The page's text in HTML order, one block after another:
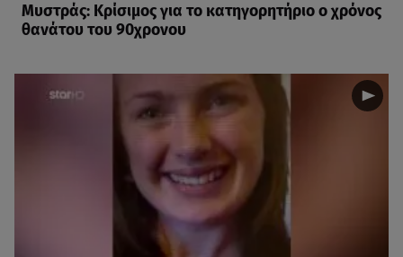
Μυστράς: Κρίσιμος για το κατηγορητήριο ο χρόνος
θανάτου του 90χρονου